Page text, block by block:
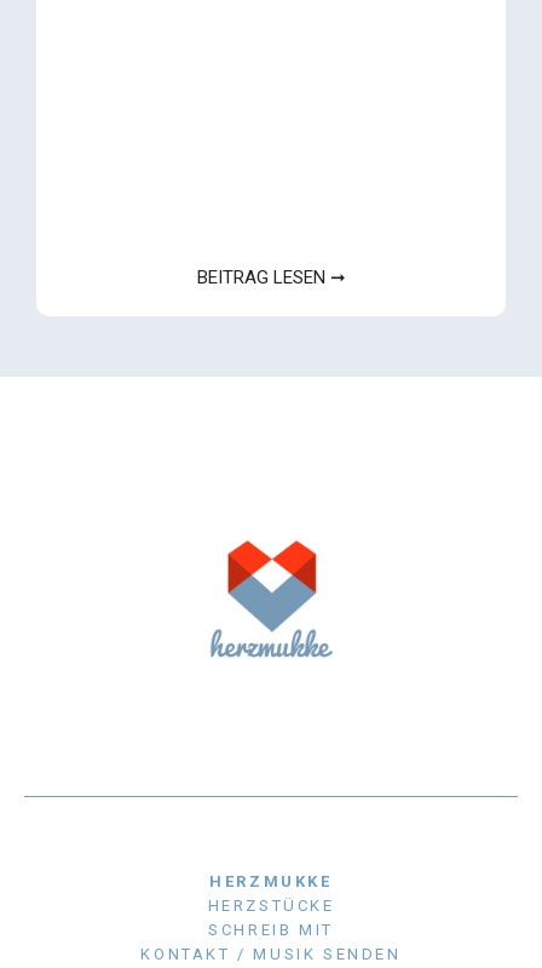
BEITRAG LESEN ➞
HERZMUKKE
HERZSTÜCKE
SCHREIB MIT
KONTAKT / MUSIK SENDEN